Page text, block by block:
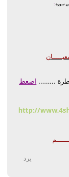
من سورة:
......... اضغط
http://
يرد